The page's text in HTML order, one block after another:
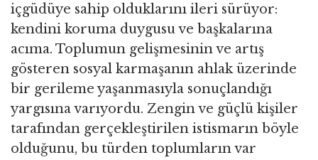
içgüdüye sahip olduklarını ileri sürüyor:
kendini koruma duygusu ve başkalarına
acıma. Toplumun gelişmesinin ve artış
gösteren sosyal karmaşanın ahlak üzerinde
bir gerileme yaşanmasıyla sonuçlandığı
yargısına varıyordu. Zengin ve güçlü kişiler
tarafından gerçekleştirilen istismarın böyle
olduğunu, bu türden toplumların var